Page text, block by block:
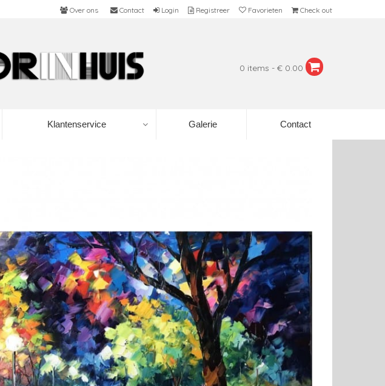
Over ons Contact Login Registreer Favorieten Check out
0 items - € 0.00
Klantenservice Galerie Contact